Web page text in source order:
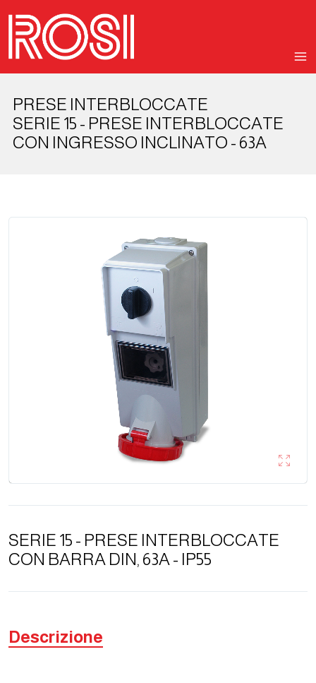
PRESE INTERBLOCCATE
SERIE 15 - PRESE INTERBLOCCATE
CON INGRESSO INCLINATO - 63A
SERIE 15 - PRESE INTERBLOCCATE
CON BARRA DIN, 63A - IP55
Descrizione